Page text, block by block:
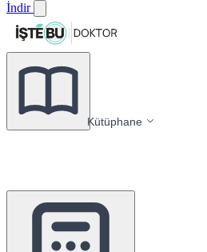
İndir
Kütüphane